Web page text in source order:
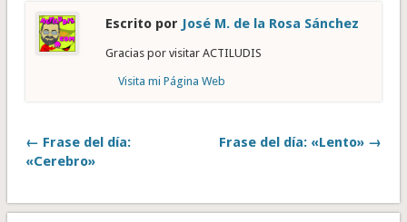
Escrito por José M. de la Rosa Sánchez
Gracias por visitar ACTILUDIS
Visita mi Página Web
← Frase del día:
«Cerebro»
Frase del día: «Lento» →